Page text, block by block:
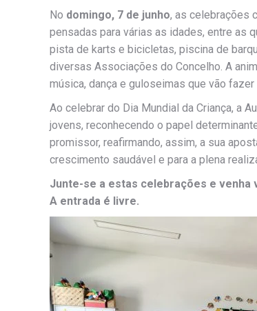
No domingo, 7 de junho, as celebrações
pensadas para várias as idades, entre as
pista de karts e bicicletas, piscina de
diversas Associações do Concelho. A
música, dança e guloseimas que vão
Ao celebrar do Dia Mundial da Criança, a
jovens, reconhecendo o papel
promissor, reafirmando, assim, a sua
crescimento saudável e para a plena
Junte-se a estas celebrações e venha
A entrada é livre.